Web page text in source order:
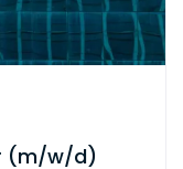
(m/w/d)